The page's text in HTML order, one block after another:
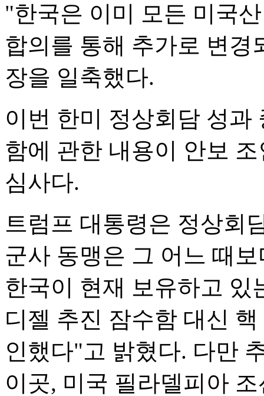
"한국은 이미 모든 미국
합의를 통해 추가로 변
장을 일축했다.
이번 한미 정상회담 성과
함에 관한 내용이 안보
심사다.
트럼프 대통령은 정상회
군사 동맹은 그 어느 때
한국이 현재 보유하고
디젤 추진 잠수함 대신
인했다"고 밝혔다. 다만
이곳, 미국 필라델피아